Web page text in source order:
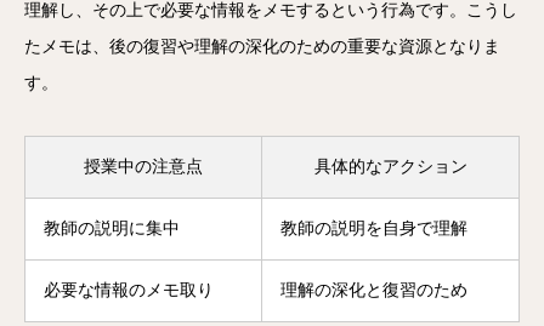
理解し、その上で必要な情報をメモするという行為です。こうし
たメモは、後の復習や理解の深化のための重要な資源となりま
す。
授業中の注意点 具体的なアクション
教師の説明に集中 教師の説明を自身で理解
必要な情報のメモ取り 理解の深化と復習のため